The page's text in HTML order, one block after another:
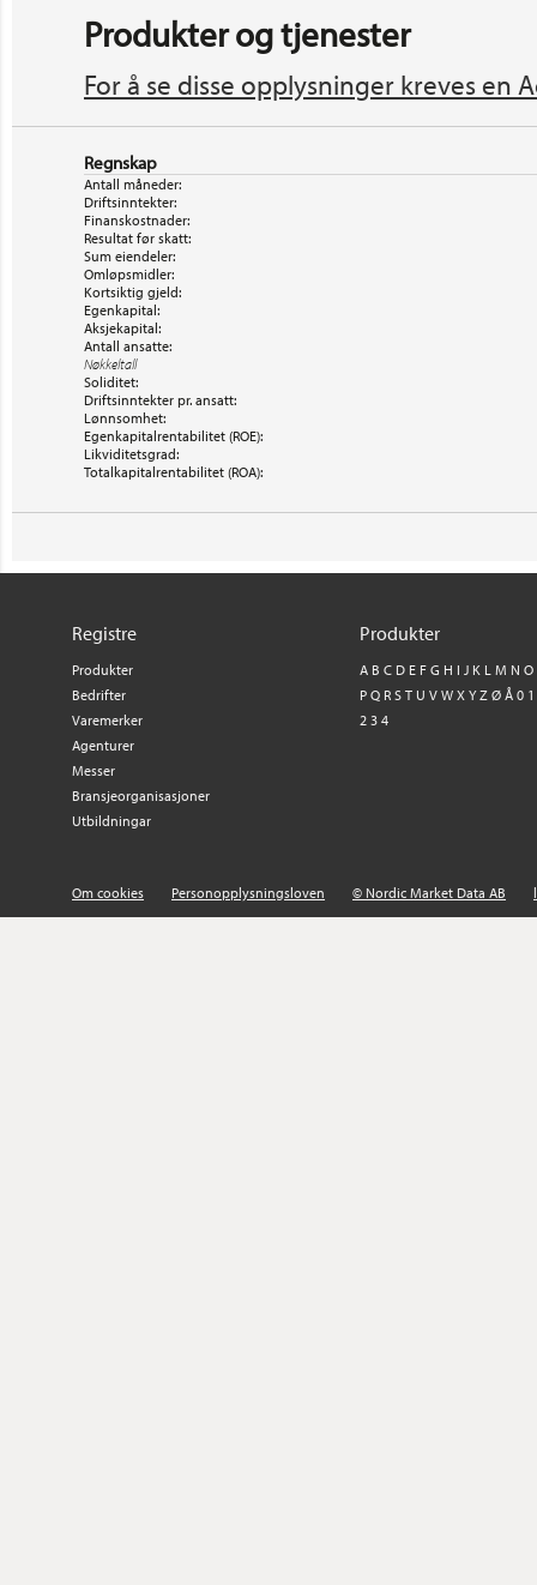
Produkter og tjenester
For å se disse opplysninger kreves en
Regnskap
Antall måneder:
Driftsinntekter:
Finanskostnader:
Resultat før skatt:
Sum eiendeler:
Omløpsmidler:
Kortsiktig gjeld:
Egenkapital:
Aksjekapital:
Antall ansatte:
Nøkkeltall
Soliditet:
Driftsinntekter pr. ansatt:
Lønnsomhet:
Egenkapitalrentabilitet (ROE):
Likviditetsgrad:
Totalkapitalrentabilitet (ROA):
Registre
Produkter
Bedrifter
Varemerker
Agenturer
Messer
Bransjeorganisasjoner
Utbildningar
Produkter
A B C D E F G H I J K L M N O
P Q R S T U V W X Y Z Ø Å 0 1
2 3 4
Om cookies Personopplysningsloven © Nordic Market Data AB